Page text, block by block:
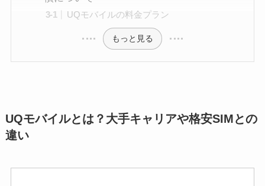
UQモバイルの料金プラン
もっと見る
UQモバイルとは？大手キャリアや格安SIMとの
違い